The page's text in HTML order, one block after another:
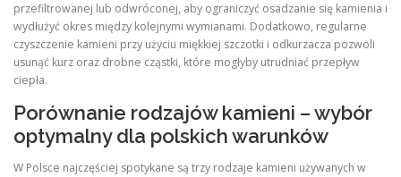
przefiltrowanej lub odwróconej, aby ograniczyć osadzanie się kamienia i
wydłużyć okres między kolejnymi wymianami. Dodatkowo, regularne
czyszczenie kamieni przy użyciu miękkiej szczotki i odkurzacza pozwoli
usunąć kurz oraz drobne cząstki, które mogłyby utrudniać przepływ
ciepła.
Porównanie rodzajów kamieni – wybór
optymalny dla polskich warunków
W Polsce najczęściej spotykane są trzy rodzaje kamieni używanych w